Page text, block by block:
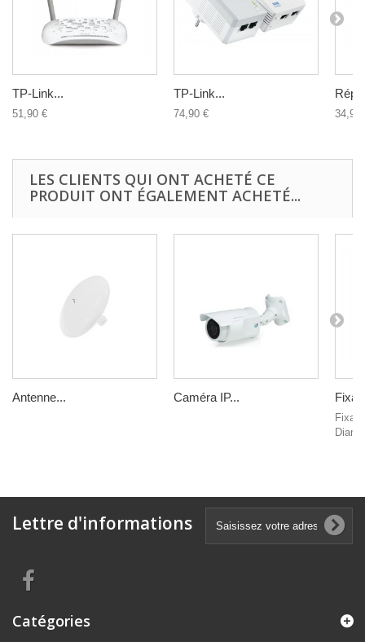
TP-Link...
51,90 €
TP-Link...
74,90 € 34,90
LES CLIENTS QUI ONT ACHETÉ CE
PRODUIT ONT ÉGALEMENT ACHETÉ...
Antenne... Caméra IP...
Lettre d'informations
Catégories